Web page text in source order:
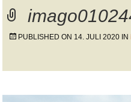
PUBLISHED ON 14. JULI 2020 IN